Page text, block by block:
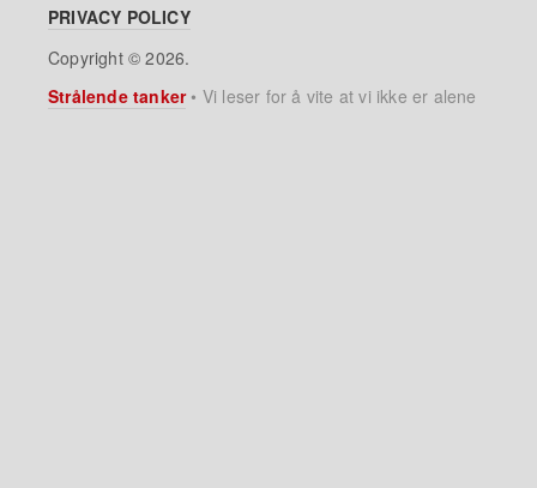
PRIVACY POLICY
Copyright © 2026.
Strålende tanker• Vi leser for å vite at vi ikke er alene